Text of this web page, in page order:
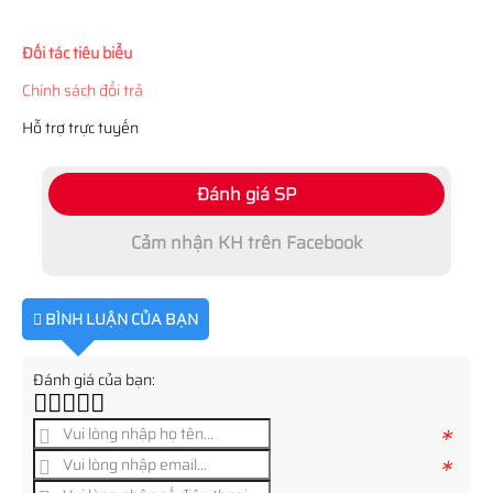
Đối tác tiêu biểu
Chính sách đổi trả
Hỗ trợ trực tuyến
Đánh giá SP
Cảm nhận KH trên Facebook
BÌNH LUẬN CỦA BẠN
Đánh giá của bạn:
*
*